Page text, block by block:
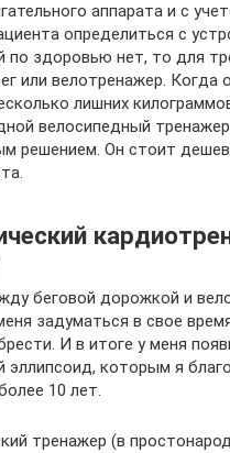
аппарата и с
определиться с
по здоровью нет, то для
или велотренажер. Когда
лишних
велосипедный
решением. Он стоит
беговой дорожкой и
задуматься в свое
И в итоге у меня
эллипсоид, которым я
10 лет.
тренажер (в